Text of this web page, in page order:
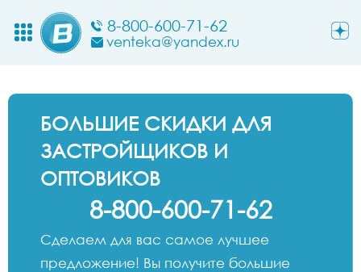
8-800-600-71-62
venteka@yandex.ru
БОЛЬШИЕ СКИДКИ ДЛЯ
ЗАСТРОЙЩИКОВ И
ОПТОВИКОВ
8-800-600-71-62
Сделаем для вас самое лучшее
предложение! Вы получите большие